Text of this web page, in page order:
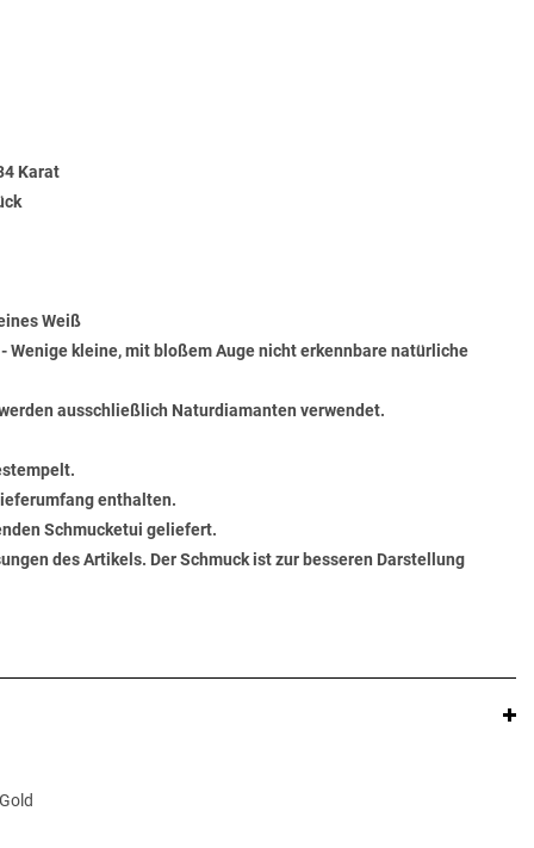
Karat
Weiß
Wenige kleine, mit bloßem Auge nicht erkennbare natürliche
ausschließlich Naturdiamanten verwendet.
enthalten.
Schmucketui geliefert.
des Artikels. Der Schmuck ist zur besseren Darstellung